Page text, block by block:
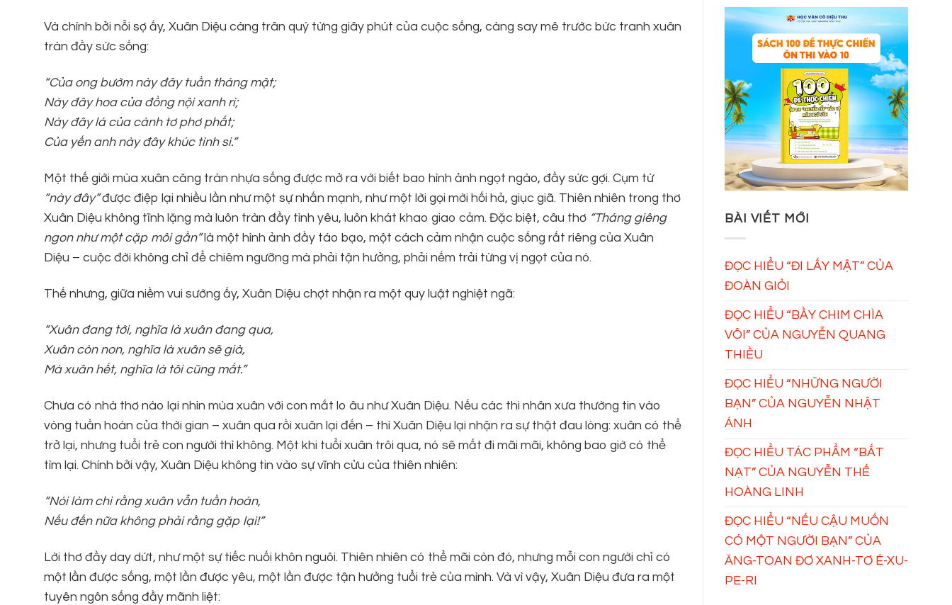
Và chính bởi nỗi sợ ấy, Xuân Diệu càng trân quý từng giây phút của cuộc sống, càng say mê trước bức tranh xuân
tràn đầy sức sống:
“Của ong bướm này đây tuần tháng mật;
Này đây hoa của đồng nội xanh rì;
Này đây lá của cành tơ phơ phất;
Của yến anh này đây khúc tình si.”
Một thế giới mùa xuân căng tràn nhựa sống được mở ra với biết bao hình ảnh ngọt ngào, đầy sức gợi. Cụm từ
“này đây”được điệp lại nhiều lần như một sự nhấn mạnh, như một lời gọi mời hối hả, giục giã. Thiên nhiên trong thơ
Xuân Diệu không tĩnh lặng mà luôn tràn đầy tình yêu, luôn khát khao giao cảm. Đặc biệt, câu thơ “Tháng giêng
ngon như một cặp môi gần”là một hình ảnh đầy táo bạo, một cách cảm nhận cuộc sống rất riêng của Xuân
Diệu – cuộc đời không chỉ để chiêm ngưỡng mà phải tận hưởng, phải nếm trải từng vị ngọt của nó.
Thế nhưng, giữa niềm vui sướng ấy, Xuân Diệu chợt nhận ra một quy luật nghiệt ngã:
“Xuân đang tới, nghĩa là xuân đang qua,
Xuân còn non, nghĩa là xuân sẽ già,
Mà xuân hết, nghĩa là tôi cũng mất.”
Chưa có nhà thơ nào lại nhìn mùa xuân với con mắt lo âu như Xuân Diệu. Nếu các thi nhân xưa thường tin vào
vòng tuần hoàn của thời gian – xuân qua rồi xuân lại đến – thì Xuân Diệu lại nhận ra sự thật đau lòng: xuân có thể
trở lại, nhưng tuổi trẻ con người thì không. Một khi tuổi xuân trôi qua, nó sẽ mất đi mãi mãi, không bao giờ có thể
tìm lại. Chính bởi vậy, Xuân Diệu không tin vào sự vĩnh cửu của thiên nhiên:
“Nói làm chi rằng xuân vẫn tuần hoàn,
Nếu đến nữa không phải rằng gặp lại!”
Lời thơ đầy day dứt, như một sự tiếc nuối khôn nguôi. Thiên nhiên có thể mãi còn đó, nhưng mỗi con người chỉ có
một lần được sống, một lần được yêu, một lần được tận hưởng tuổi trẻ của mình. Và vì vậy, Xuân Diệu đưa ra một
tuyên ngôn sống đầy mãnh liệt:
BÀI VIẾT MỚI
ĐỌC HIỂU “ĐI LẤY MẬT” CỦA
ĐOÀN GIỎI
ĐỌC HIỂU “BẦY CHIM CHÌA
VÔI” CỦA NGUYỄN QUANG
THIỀU
ĐỌC HIỂU “NHỮNG NGƯỜI
BẠN” CỦA NGUYỄN NHẬT
ÁNH
ĐỌC HIỂU TÁC PHẨM “BẮT
NẠT” CỦA NGUYỄN THẾ
HOÀNG LINH
ĐỌC HIỂU “NẾU CẬU MUỐN
CÓ MỘT NGƯỜI BẠN” CỦA
ĂNG-TOAN ĐƠ XANH-TƠ Ê-XU-
PE-RI